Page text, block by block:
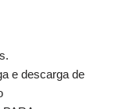
e descarga de